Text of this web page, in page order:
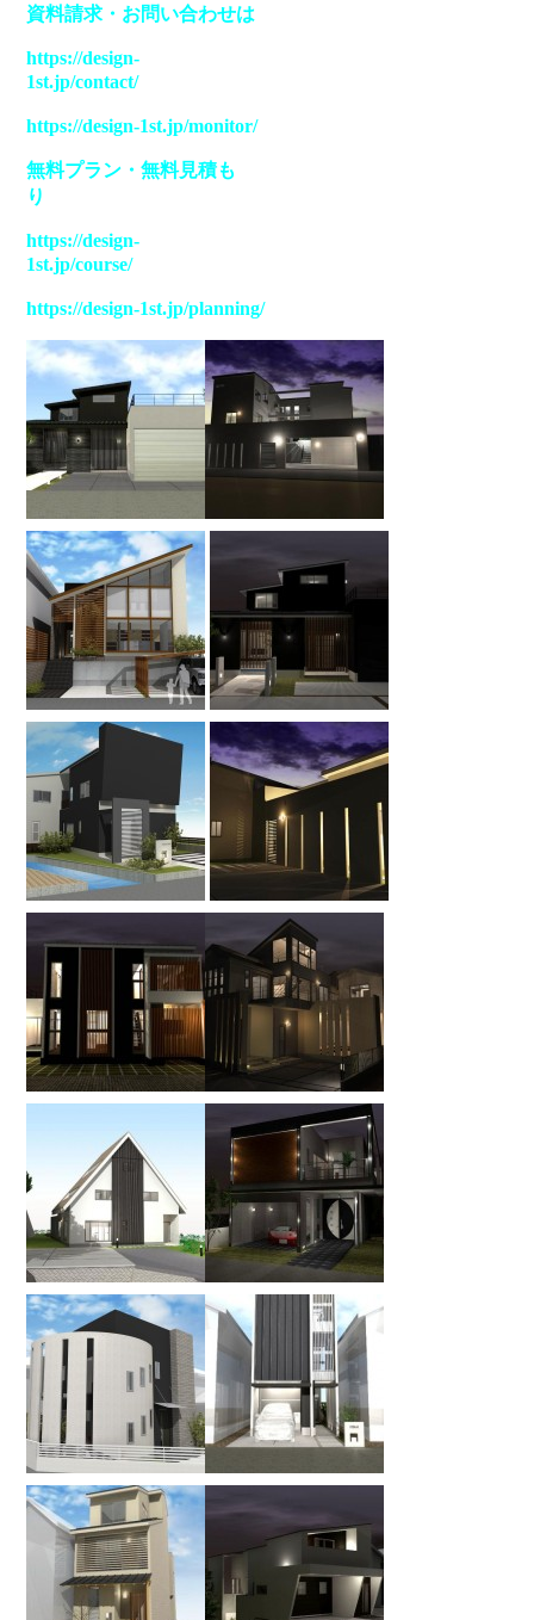
資料請求・お問い合わせは
https://design-
1st.jp/contact/
https://design-1st.jp/monitor/
無料プラン・無料見積も
https://design-
1st.jp/course/
https://design-1st.jp/planning/